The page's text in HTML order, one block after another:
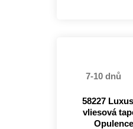
7-10 dnů
58227
vliesová